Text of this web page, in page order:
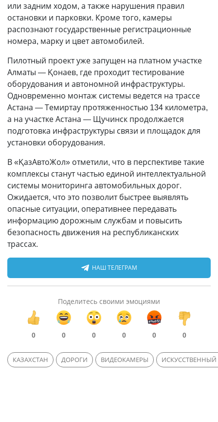
или задним ходом, а также нарушения правил
остановки и парковки. Кроме того, камеры
распознают государственные регистрационные
номера, марку и цвет автомобилей.
Пилотный проект уже запущен на платном участке
Алматы — Қонаев, где проходит тестирование
оборудования и автономной инфраструктуры.
Одновременно монтаж системы ведется на трассе
Астана — Темиртау протяженностью 134 километра,
а на участке Астана — Щучинск продолжается
подготовка инфраструктуры связи и площадок для
установки оборудования.
В «ҚазАвтоЖол» отметили, что в перспективе такие
комплексы станут частью единой интеллектуальной
системы мониторинга автомобильных дорог.
Ожидается, что это позволит быстрее выявлять
опасные ситуации, оперативнее передавать
информацию дорожным службам и повысить
безопасность движения на республиканских
трассах.
НАШ ТЕЛЕГРАМ
Поделитесь своими эмоциями
0 0 0 0 0 0
КАЗАХСТАН ДОРОГИ ВИДЕОКАМЕРЫ ИСКУССТВЕННЫЙ